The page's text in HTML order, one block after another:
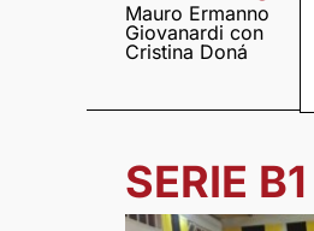
Mauro Ermanno
Giovanardi con
Cristina Doná
SERIE